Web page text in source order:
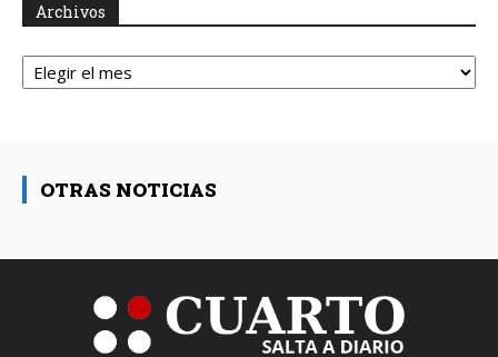
Archivos
Archivos
OTRAS NOTICIAS